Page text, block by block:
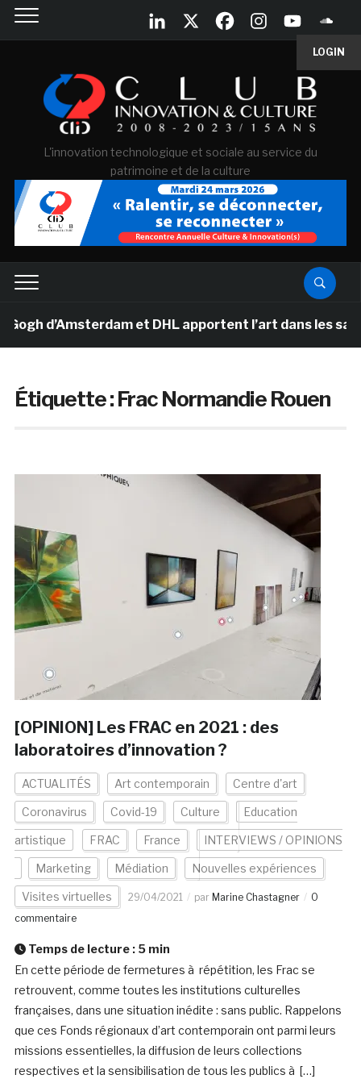
LOGIN
L'innovation technologique et sociale au service du
patrimoine et de la culture
d’Amsterdam et DHL apportent l’art dans les salles
Étiquette :Frac Normandie Rouen
[OPINION] Les FRAC en 2021 : des
laboratoires d’innovation ?
ACTUALITÉS Art contemporain Centre d'art
Coronavirus Covid-19 Culture Education
artistique FRAC France INTERVIEWS / OPINIONS
Marketing Médiation Nouvelles expériences
Visites virtuelles 29/04/2021 par Marine Chastagner
0
commentaire
Temps de lecture : 5 min
En cette période de fermetures à répétition, les Frac se
retrouvent, comme toutes les institutions culturelles
françaises, dans une situation inédite : sans public. Rappelons
que ces Fonds régionaux d’art contemporain ont parmi leurs
missions essentielles, la diffusion de leurs collections
respectives et la sensibilisation de tous les publics à […]